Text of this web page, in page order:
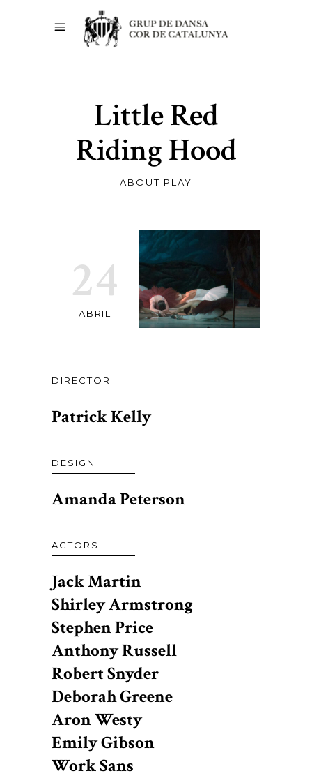
Little Red
Riding Hood
ABOUT PLAY
24
ABRIL
DIRECTOR
Patrick Kelly
DESIGN
Amanda Peterson
ACTORS
Jack Martin
Shirley Armstrong
Stephen Price
Anthony Russell
Robert Snyder
Deborah Greene
Aron Westy
Emily Gibson
Work Sans